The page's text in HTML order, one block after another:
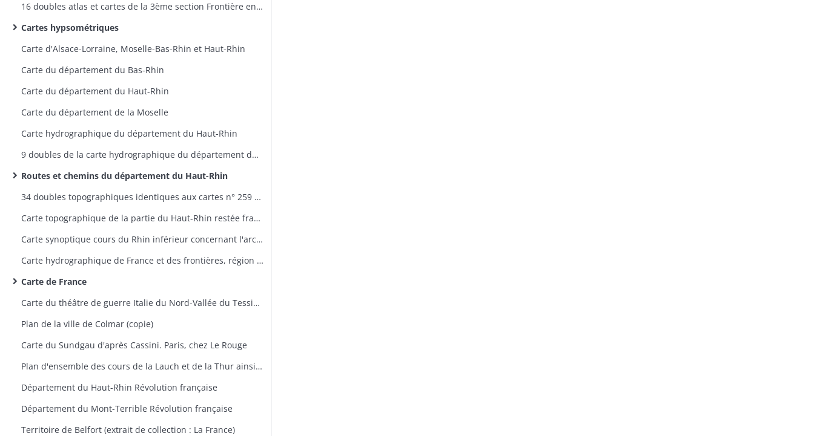
16 doubles atlas et cartes de la 3ème section Frontière entre la France et le Pays de Bade - plans 1 à 12
Cartes hypsométriques
Carte d'Alsace-Lorraine, Moselle-Bas-Rhin et Haut-Rhin
Carte du département du Bas-Rhin
Carte du département du Haut-Rhin
Carte du département de la Moselle
Carte hydrographique du département du Haut-Rhin
9 doubles de la carte hydrographique du département du Haut-Rhin
Routes et chemins du département du Haut-Rhin
34 doubles topographiques identiques aux cartes n° 259 à 298
Carte topographique de la partie du Haut-Rhin restée française avec indication des travaux du siège de Belfort 1870-1871
Carte synoptique cours du Rhin inférieur concernant l'archevêché de Mayence, Trèves et Palatinat Rhénan
Carte hydrographique de France et des frontières, région de Saverne
Carte de France
Carte du théâtre de guerre Italie du Nord-Vallée du Tessin 1859
Plan de la ville de Colmar (copie)
Carte du Sundgau d'après Cassini. Paris, chez Le Rouge
Plan d'ensemble des cours de la Lauch et de la Thur ainsi que leurs dérivations
Département du Haut-Rhin Révolution française
Département du Mont-Terrible Révolution française
Territoire de Belfort (extrait de collection : La France)